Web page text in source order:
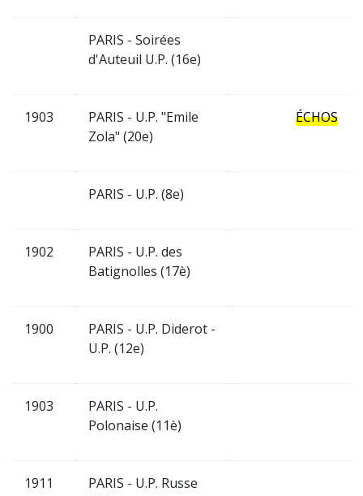
PARIS - Soirées
d'Auteuil U.P. (16e)
1903
PARIS - U.P. "Emile
Zola" (20e)
ÉCHOS
PARIS - U.P. (8e)
1902
PARIS - U.P. des
Batignolles (17è)
1900
PARIS - U.P. Diderot -
U.P. (12e)
1903
PARIS - U.P.
Polonaise (11è)
1911
PARIS - U.P. Russe